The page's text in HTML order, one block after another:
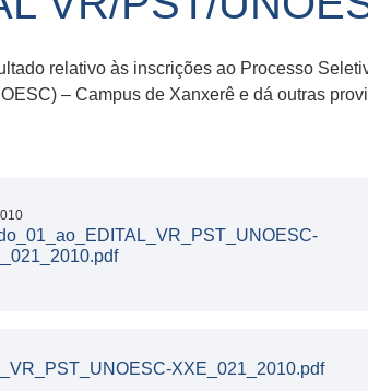
relativo às inscrições ao Processo
– Campus de Xanxerê e dá outras
XXE_021_2010.pdf